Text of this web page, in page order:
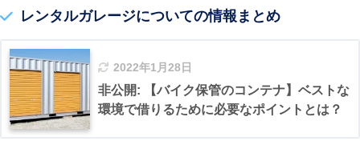
レンタルガレージについての情報まとめ
2022年1月28日
非公開: 【バイク保管のコンテナ】ベストな
環境で借りるために必要なポイントとは？